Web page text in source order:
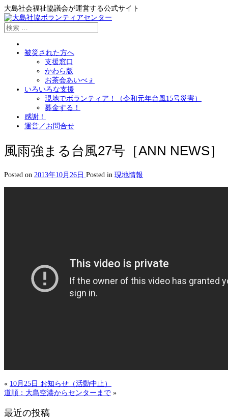
大島社会福祉協議会が運営する公式サイト
被災された方へ
支援窓口
かわら版
お茶会あいべぇ
いろいろな支援
現地でボランティア！（令和元年台風15号災害）
募金する！
感謝！
運営／お問合せ
風雨強まる台風27号［ANN NEWS］
Posted on 2013年10月26日 Posted in 現地情報
« 10月25日 お知らせ（活動中止）
道順：大島空港からセンターまで »
最近の投稿